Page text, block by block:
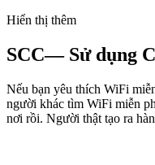
Hiển thị thêm
SCC— Sử dụng
Nếu bạn yêu thích WiFi
người khác tìm WiFi miễn
nơi rồi. Người thật tạo ra